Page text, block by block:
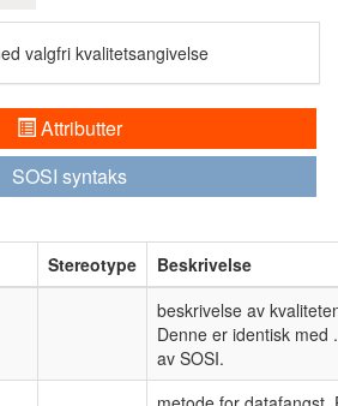
valgfri kvalitetsangivelse
Attributter
SOSI syntaks
Stereotype
Beskrivelse
beskrivelse av
Denne er identisk med
av SOSI.